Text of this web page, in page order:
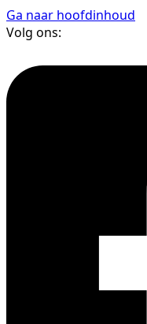
Ga naar hoofdinhoud
Volg ons: